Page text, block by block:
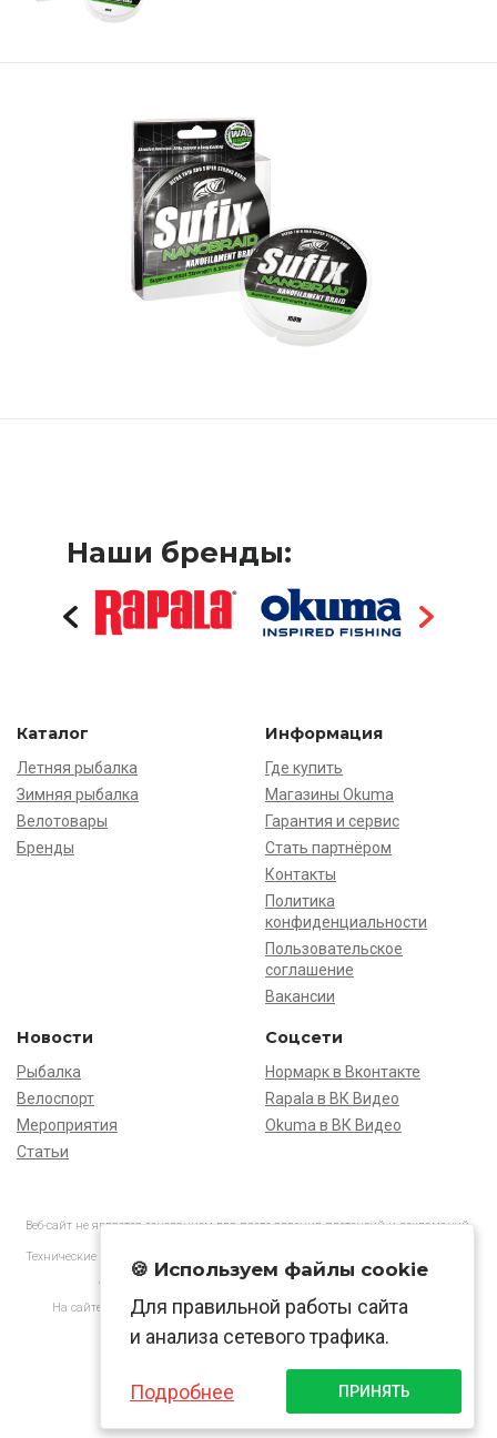
Наши бренды:
Каталог
Летняя рыбалка
Зимняя рыбалка
Велотовары
Бренды
Информация
Где купить
Магазины Okuma
Гарантия и сервис
Стать партнёром
Контакты
Политика
конфиденциальности
Пользовательское
соглашение
Вакансии
Новости
Рыбалка
Велоспорт
Мероприятия
Статьи
Соцсети
Нормарк в Вконтакте
Rapala в ВК Видео
Okuma в ВК Видео
Веб-сайт не является основанием для предъявления претензий и рекламаций,
Технические характеристики товаров могут отличаться от указанных на сайте.
АО «Нормарк» ИНН 7728172512 ОГРН 1037739603505
На сайте применяютсярекомендательные технологиив соответствии
🍪 Используем файлы cookie
Для правильной работы сайта
и анализа сетевого трафика.
Подробнее ПРИНЯТЬ